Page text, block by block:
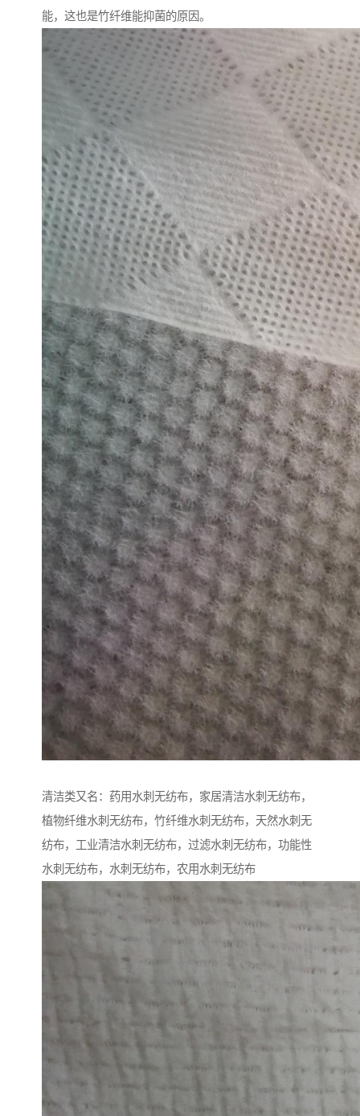
能，这也是竹纤维能抑菌的原因。
清洁类又名：药用水刺无纺布，家居清洁水刺无纺布，
植物纤维水刺无纺布，竹纤维水刺无纺布，天然水刺无
纺布，工业清洁水刺无纺布，过滤水刺无纺布，功能性
水刺无纺布，水刺无纺布，农用水刺无纺布